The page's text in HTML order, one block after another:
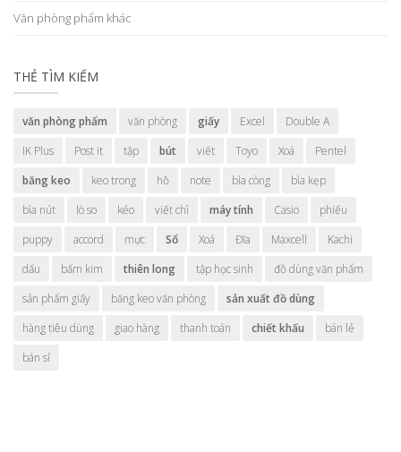
Văn phòng phẩm khác
THẺ TÌM KIẾM
văn phòng phẩm văn phòng giấy Excel
Double A
IK Plus
Post it tập bút viết Toyo Xoá
Pentel
băng keo
keo trong hồ note bìa còng
bìa kẹp
bìa nút
lò so kéo viết chì máy tính Casio
phiếu
puppy
accord mực Sổ Xoá Đĩa Maxcell
Kachi
dấu
bấm kim thiên long tập học sinh
đồ dùng văn phẩm
sản phẩm giấy
băng keo văn phòng
sản xuất đồ dùng
hàng tiêu dùng
giao hàng thanh toán chiết khấu
bán lẻ
bán sỉ